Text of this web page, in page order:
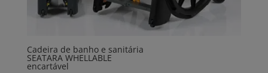
Cadeira de banho e sanitária
SEATARA WHELLABLE
encartável